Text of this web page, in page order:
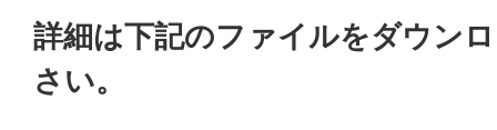
詳細は下記のファイルをダウン
さい。